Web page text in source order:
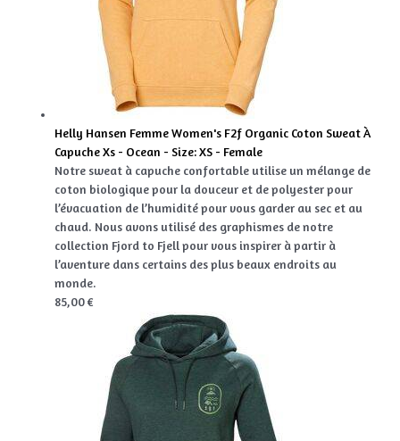
Helly Hansen Femme Women's F2f Organic Coton Sweat À
Capuche Xs - Ocean - Size: XS - Female
Notre sweat à capuche confortable utilise un mélange de
coton biologique pour la douceur et de polyester pour
l’évacuation de l’humidité pour vous garder au sec et au
chaud. Nous avons utilisé des graphismes de notre
collection Fjord to Fjell pour vous inspirer à partir à
l’aventure dans certains des plus beaux endroits au
monde.
85,00 €